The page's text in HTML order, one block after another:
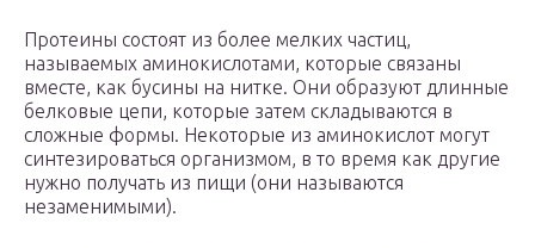
Протеины состоят из более мелких частиц,
называемых аминокислотами, которые связаны
вместе, как бусины на нитке. Они образуют длинные
белковые цепи, которые затем складываются в
сложные формы. Некоторые из аминокислот могут
синтезироваться организмом, в то время как другие
нужно получать из пищи (они называются
незаменимыми).